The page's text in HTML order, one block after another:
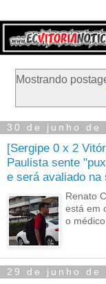
Mostrando
30 de junho de
[Sergipe 0 x 2
Paulista sente
e será avaliado na
Renato
está em
o
29 de junho de